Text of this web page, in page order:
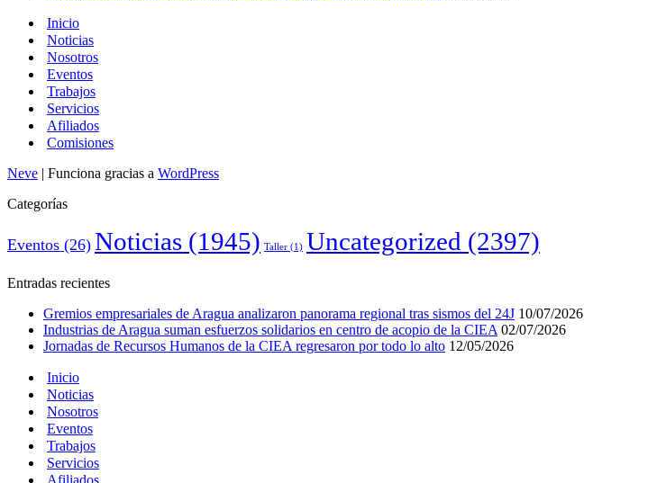
Inicio
Noticias
Nosotros
Eventos
Trabajos
Servicios
Afiliados
Comisiones
Neve | Funciona gracias a WordPress
Categorías
Eventos (26) Noticias (1945) Taller (1) Uncategorized (2397)
Entradas recientes
Gremios empresariales de Aragua analizaron panorama regional tras sismos del 24J 10/07/2026
Industrias de Aragua suman esfuerzos solidarios en centro de acopio de la CIEA 02/07/2026
Jornadas de Recursos Humanos de la CIEA regresaron por todo lo alto 12/05/2026
Inicio
Noticias
Nosotros
Eventos
Trabajos
Servicios
Afiliados